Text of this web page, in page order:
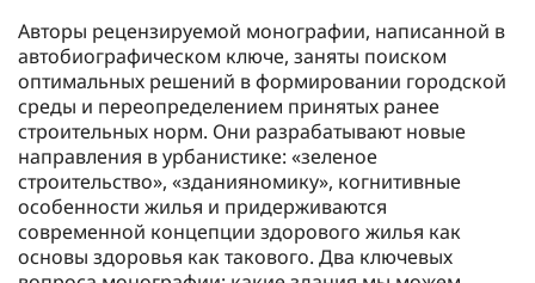
Авторы рецензируемой монографии, написанной в
автобиографическом ключе, заняты поиском
оптимальных решений в формировании городской
среды и переопределением принятых ранее
строительных норм. Они разрабатывают новые
направления в урбанистике: «зеленое
строительство», «зданияномику», когнитивные
особенности жилья и придерживаются
современной концепции здорового жилья как
основы здоровья как такового. Два ключевых